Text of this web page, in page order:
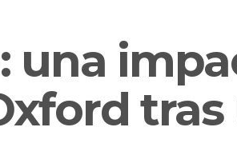
una
tras